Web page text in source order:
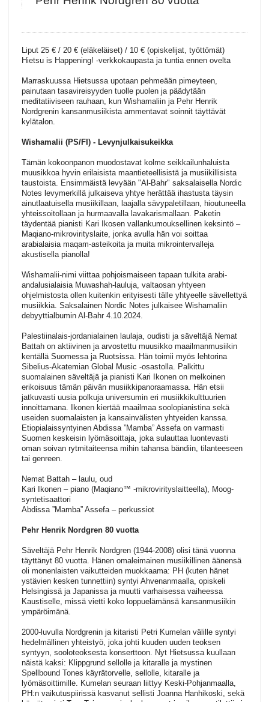
Liput 25 € / 20 € (eläkeläiset) / 10 € (opiskelijat, työttömät)
Hietsu is Happening! -verkkokaupasta ja tuntia ennen ovelta
Marraskuussa Hietsussa upotaan pehmeään pimeyteen,
painutaan tasavireisyyden tuolle puolen ja päädytään
meditatiiviseen rauhaan, kun Wishamaliin ja Pehr Henrik
Nordgrenin kansanmusiikista ammentavat soinnit täyttävät
kylätalon.
Wishamalii (PS/FI) - Levynjulkaisukeikka
Tämän kokoonpanon muodostavat kolme seikkailunhaluista
muusikkoa hyvin erilaisista maantieteellisistä ja musiikillisista
taustoista. Ensimmäistä levyään "Al-Bahr" saksalaisella Nordic
Notes levymerkillä julkaiseva yhtye herättää ihastusta täysin
ainutlaatuisella musiikillaan, laajalla sävypaletillaan, hioutuneella
yhteissoitollaan ja hurmaavalla lavakarismallaan. Paketin
täydentää pianisti Kari Ikosen vallankumouksellinen keksintö –
Maqiano-mikrovirityslaite, jonka avulla hän voi soittaa
arabialaisia maqam-asteikoita ja muita mikrointervalleja
akustisella pianolla!
Wishamalii-nimi viittaa pohjoismaiseen tapaan tulkita arabi-
andalusialaisia Muwashah-lauluja, valtaosan yhtyeen
ohjelmistosta ollen kuitenkin erityisesti tälle yhtyeelle sävellettyä
musiikkia. Saksalainen Nordic Notes julkaisee Wishamaliin
debyyttialbumin Al-Bahr 4.10.2024.
Palestiinalais-jordanialainen laulaja, oudisti ja säveltäjä Nemat
Battah on aktiivinen ja arvostettu muusikko maailmanmusiikin
kentällä Suomessa ja Ruotsissa. Hän toimii myös lehtorina
Sibelius-Akatemian Global Music -osastolla. Palkittu
suomalainen säveltäjä ja pianisti Kari Ikonen on melkoinen
erikoisuus tämän päivän musiikkipanoraamassa. Hän etsii
jatkuvasti uusia polkuja universumin eri musiikkikulttuurien
innoittamana. Ikonen kiertää maailmaa soolopianistina sekä
useiden suomalaisten ja kansainvälisten yhtyeiden kanssa.
Etiopialaissyntyinen Abdissa ”Mamba” Assefa on varmasti
Suomen keskeisin lyömäsoittaja, joka sulauttaa luontevasti
oman soivan rytmitaiteensa mihin tahansa bändiin, tilanteeseen
tai genreen.
Nemat Battah – laulu, oud
Kari Ikonen – piano (Maqiano™ -mikrovirityslaitteella), Moog-
syntetisaattori
Abdissa ”Mamba” Assefa – perkussiot
Pehr Henrik Nordgren 80 vuotta
Säveltäjä Pehr Henrik Nordgren (1944-2008) olisi tänä vuonna
täyttänyt 80 vuotta. Hänen omaleimainen musiikillinen äänensä
oli monenlaisten vaikutteiden muokkaama: PH (kuten hänet
ystävien kesken tunnettiin) syntyi Ahvenanmaalla, opiskeli
Helsingissä ja Japanissa ja muutti varhaisessa vaiheessa
Kaustiselle, missä vietti koko loppuelämänsä kansanmusiikin
ympäröimänä.
2000-luvulla Nordgrenin ja kitaristi Petri Kumelan välille syntyi
hedelmällinen yhteistyö, joka johti kuuden uuden teoksen
syntyyn, sooloteoksesta konserttoon. Nyt Hietsussa kuullaan
näistä kaksi: Klippgrund sellolle ja kitaralle ja mystinen
Spellbound Tones käyrätorvelle, sellolle, kitaralle ja
lyömäsoittimille. Kumelan seuraan liittyy Keski-Pohjanmaalla,
PH:n vaikutuspiirissä kasvanut sellisti Joanna Hanhikoski, sekä